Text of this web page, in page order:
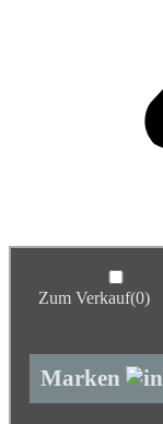
Zum Verkauf(0)
Marken